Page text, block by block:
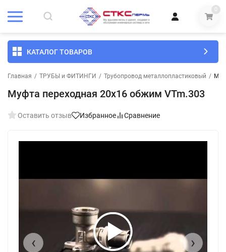
0
КАТАЛОГ ТОВАРОВ
Главная / ТРУБЫ и ФИТИНГИ / Трубопровод металлопластиковый /
Муфта переходная 20х16 обжим VTm.303
Оставить отзыв Избранное Сравнение
‹ ›